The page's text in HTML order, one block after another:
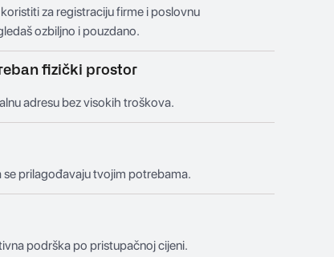
za registraciju firme i poslovnu
ozbiljno i pouzdano.
fizički prostor
adresu bez visokih troškova.
se prilagođavaju tvojim potrebama.
podrška po pristupačnoj cijeni.